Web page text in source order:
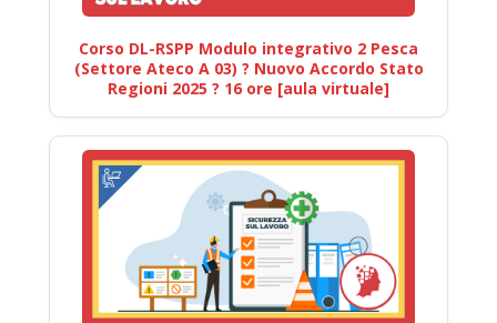
Corso DL-RSPP Modulo integrativo 2 Pesca
(Settore Ateco A 03) ? Nuovo Accordo Stato
Regioni 2025 ? 16 ore [aula virtuale]